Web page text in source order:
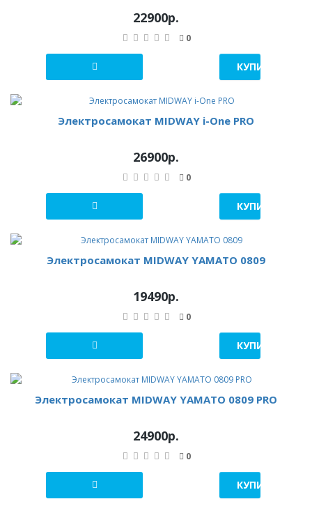
22900р.
0
КУПИТЬ В 1
Электросамокат MIDWAY i-One PRO
26900р.
0
КУПИТЬ В 1
Электросамокат MIDWAY YAMATO 0809
19490р.
0
КУПИТЬ В 1
Электросамокат MIDWAY YAMATO 0809 PRO
24900р.
0
КУПИТЬ В 1